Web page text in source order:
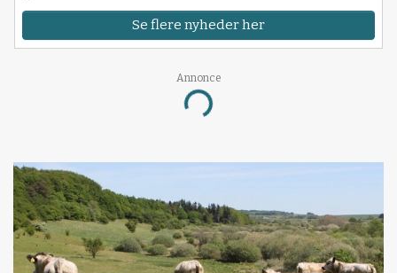
Se flere nyheder her
Annonce
Loading...